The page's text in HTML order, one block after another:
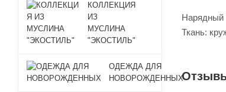
Нарядный
Ткань:
КОЛЛЕКЦИЯ
ИЗ
МУСЛИНА
"ЭКОСТИЛЬ"
ОДЕЖДА ДЛЯ
НОВОРОЖДЕННЫХ